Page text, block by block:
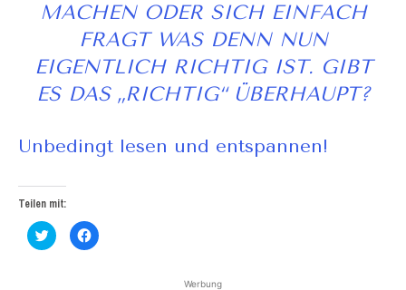
MACHEN ODER SICH EINFACH
FRAGT WAS DENN NUN
EIGENTLICH RICHTIG IST. GIBT
ES DAS „RICHTIG“ ÜBERHAUPT?
Unbedingt lesen und entspannen!
Teilen mit:
Klick,
um
Klick,
um
Werbung